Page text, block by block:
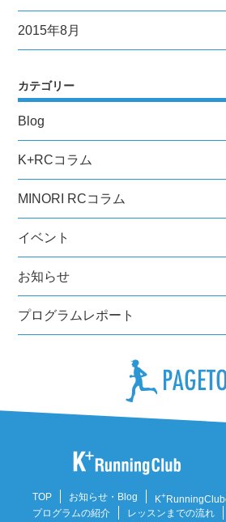
2015年8月
カテゴリー
Blog
K+RCコラム
MINORI RCコラム
イベント
お知らせ
プログラムレポート
TOP お知らせ・Blog K+
プログラムの紹介
レッスンまでの流れ